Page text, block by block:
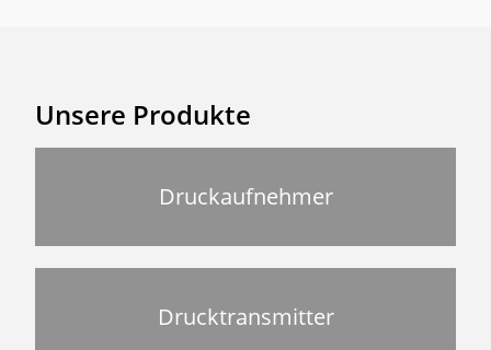
Unsere Produkte
Druckaufnehmer
Drucktransmitter